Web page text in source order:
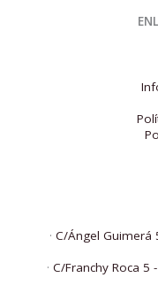
· C/Ángel Guimerá
· C/Franchy Roca 5